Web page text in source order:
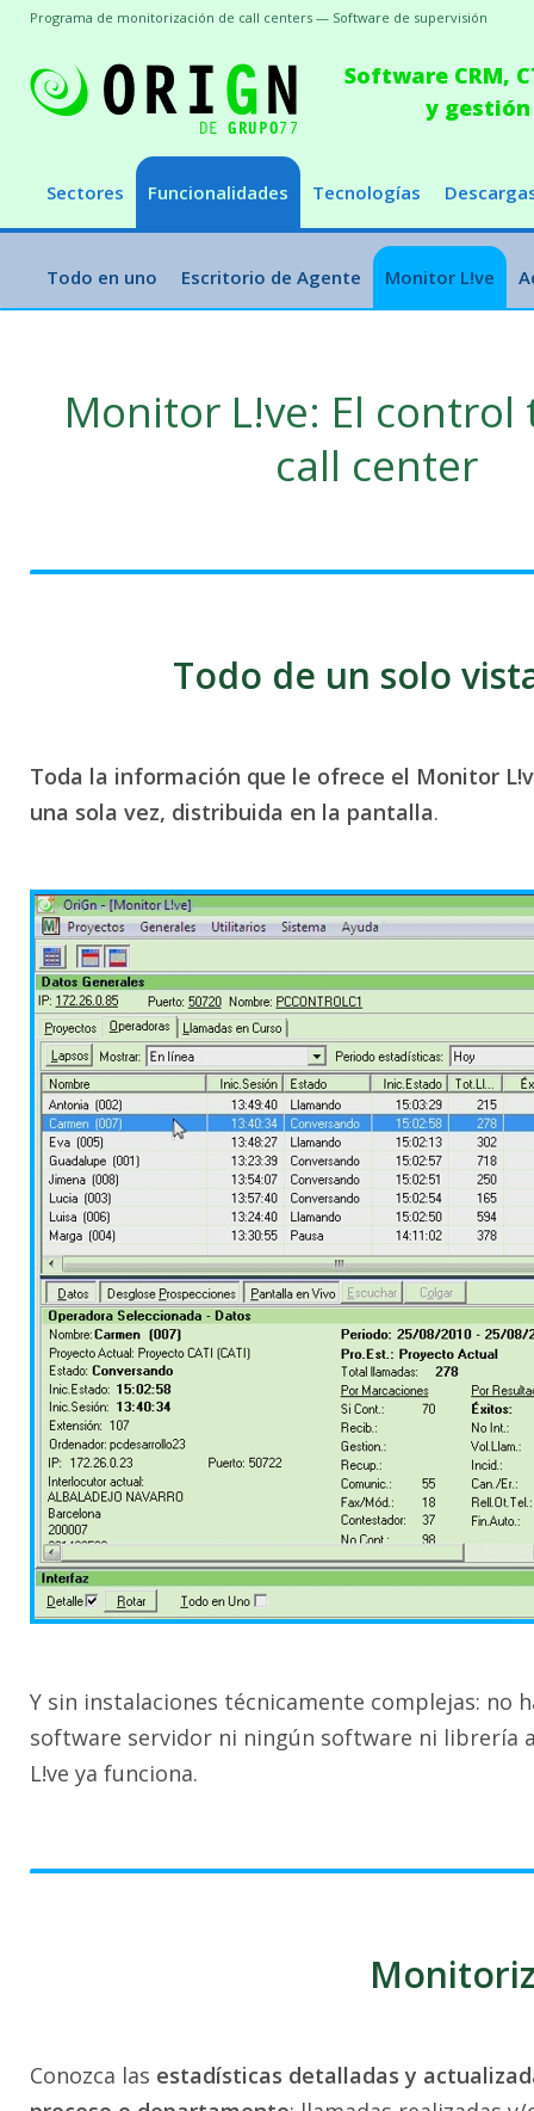
Software CRM,
y
Sectores Funcionalidades Tecnologías
Todo en uno Escritorio de Agente Monitor L!ve
Programa de monitorización de call centers — Software de supervisión
Monitor L!ve: El
call center
Todo de un solo
Toda la información que le ofrece el Monitor
una sola vez, distribuida en la pantalla.
Y sin instalaciones técnicamente complejas: no
software servidor ni ningún software ni librería
L!ve ya funciona.
Conozca las estadísticas detalladas y